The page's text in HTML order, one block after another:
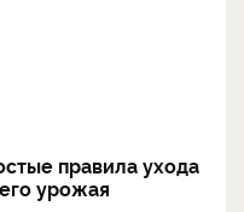
правила ухода
урожая